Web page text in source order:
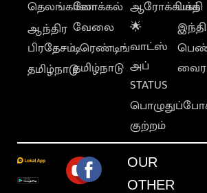
தெலங்கானா
ஆந்திர
பிரதேசம்
தமிழ்நாடு
லோக்கல்
வேலை
டிரெண்டிங்
தமிழ்நாடு
ஆரோக்கியம்
🌟
வாட்ஸ்
அப்
STATUS
குற்றம்
பக்தி
OUR
OTHER